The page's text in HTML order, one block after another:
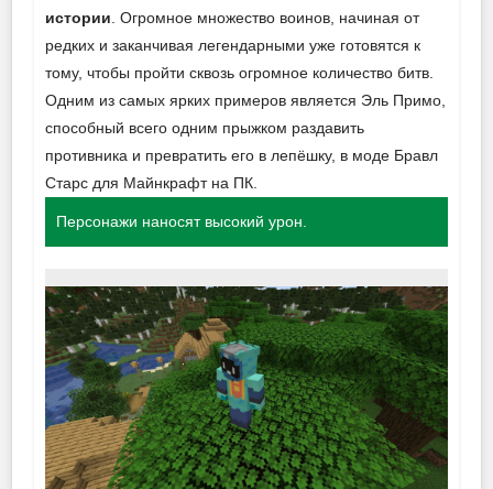
истории . Огромное множество воинов, начиная от
редких и заканчивая легендарными уже готовятся к
тому, чтобы пройти сквозь огромное количество битв.
Одним из самых ярких примеров является Эль Примо,
способный всего одним прыжком раздавить
противника и превратить его в лепёшку, в моде Бравл
Старс для Майнкрафт на ПК.
Персонажи наносят высокий урон.